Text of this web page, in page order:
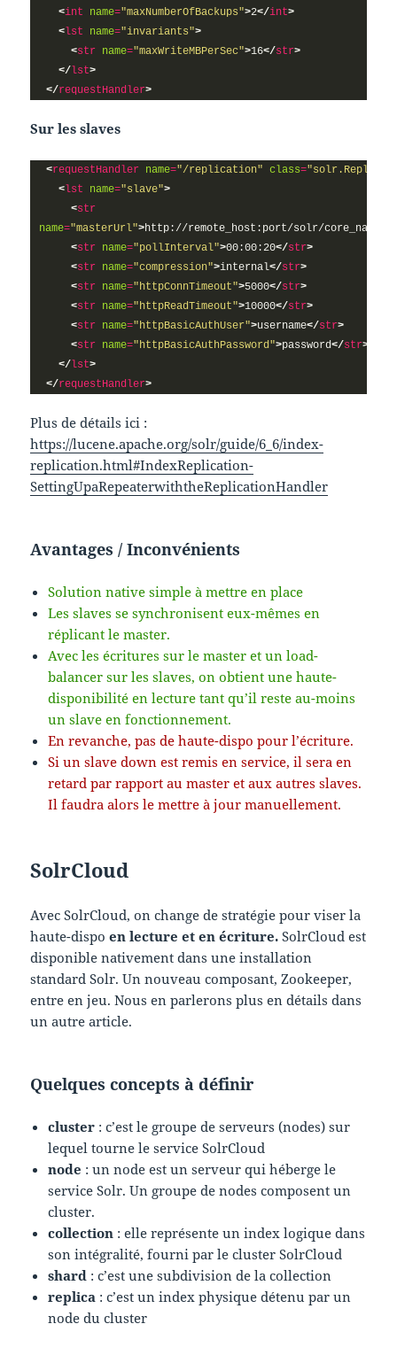
<int name="maxNumberOfBackups">2</int>
<lst name="invariants">
<str name="maxWriteMBPerSec">16</str>
</lst>
</requestHandler>
Sur les slaves
<requestHandler name="/replication" class=
<lst name="slave">
<str
name="masterUrl">http://remote_host:port/solr/core_name/
<str name="pollInterval">00:00:20</str>
<str name="compression">internal</str>
<str name="httpConnTimeout">5000</str>
<str name="httpReadTimeout">10000</str>
<str name="httpBasicAuthUser">username</str>
<str name="httpBasicAuthPassword">password</str>
</lst>
</requestHandler>
Plus de détails ici :
https://lucene.apache.org/solr/guide/6_6/index-
replication.html#IndexReplication-
SettingUpaRepeaterwiththeReplicationHandler
Avantages / Inconvénients
Solution native simple à mettre en place
Les slaves se synchronisent eux-mêmes en
réplicant le master.
Avec les écritures sur le master et un load-
balancer sur les slaves, on obtient une haute-
disponibilité en lecture tant qu’il reste au-moins
un slave en fonctionnement.
En revanche, pas de haute-dispo pour l’écriture.
Si un slave down est remis en service, il sera en
retard par rapport au master et aux autres slaves.
Il faudra alors le mettre à jour manuellement.
SolrCloud
Avec SolrCloud, on change de stratégie pour viser la
haute-dispoen lecture et en écriture. SolrCloud est
disponible nativement dans une installation
standard Solr. Un nouveau composant, Zookeeper,
entre en jeu. Nous en parlerons plus en détails dans
un autre article.
Quelques concepts à définir
cluster : c’est le groupe de serveurs (nodes) sur
lequel tourne le service SolrCloud
node : un node est un serveur qui héberge le
service Solr. Un groupe de nodes composent un
cluster.
collection : elle représente un index logique dans
son intégralité, fourni par le cluster SolrCloud
shard : c’est une subdivision de la collection
replica : c’est un index physique détenu par un
node du cluster